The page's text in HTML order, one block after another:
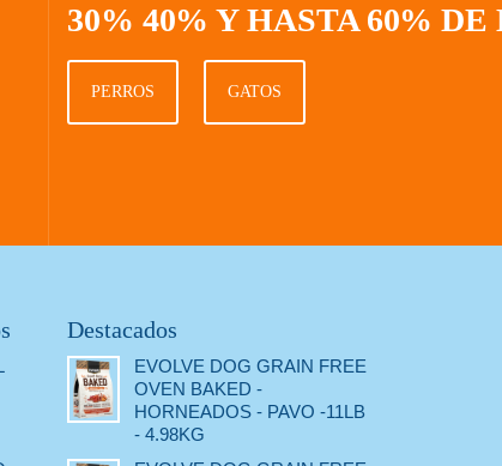
30% 40% Y HASTA 60% DE
PERROS GATOS
Destacados
EVOLVE DOG GRAIN FREE
OVEN BAKED -
HORNEADOS - PAVO -11LB
- 4.98KG